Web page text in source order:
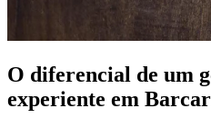
O diferencial de um
experiente em